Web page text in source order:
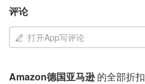
评论
打开App写评论
Amazon德国亚马逊的全部折扣